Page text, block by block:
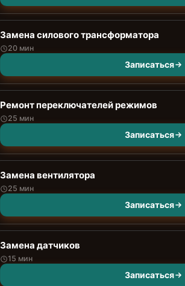
Замена силового трансформатора
20 мин
Записаться
Ремонт переключателей режимов
25 мин
Записаться
Замена вентилятора
25 мин
Записаться
Замена датчиков
15 мин
Записаться